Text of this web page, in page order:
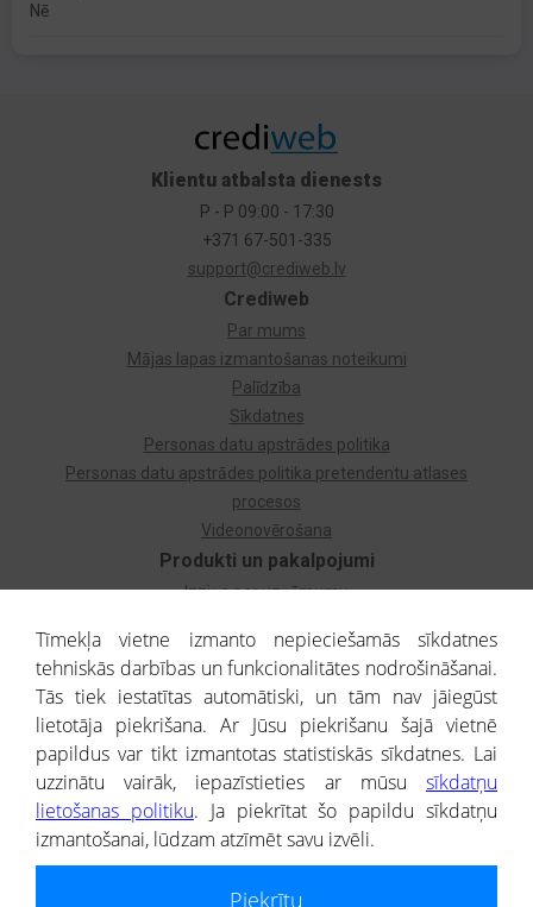
Nē
Produkti un pakalpojumi
Izziņa par uzņēmumu
Dzimtas koks
Uzņēmumu atlase
Monitorings
Kredītizziņa par ārvalstu uzņēmumiem
Crediweb
Par mums
Mājas lapas izmantošanas noteikumi
Palīdzība
Sīkdatnes
Personas datu apstrādes politika
Personas datu apstrādes politika pretendentu atlases
procesos
Videonovērošana
Klientu atbalsta dienests
P - P 09:00 - 17:30
+371 67-501-335
support@crediweb.lv
® CREDITREFORM Latvija
SIA
Tīmekļa vietne izmanto nepieciešamās sīkdatnes
tehniskās darbības un funkcionalitātes nodrošināšanai.
Tās tiek iestatītas automātiski, un tām nav jāiegūst
lietotāja piekrišana. Ar Jūsu piekrišanu šajā vietnē
papildus var tikt izmantotas statistiskās sīkdatnes. Lai
uzzinātu vairāk, iepazīstieties ar mūsu sīkdatņu
lietošanas politiku. Ja piekrītat šo papildu sīkdatņu
izmantošanai, lūdzam atzīmēt savu izvēli.
Piekrītu